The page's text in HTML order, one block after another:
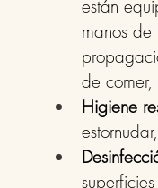
están
manos
de
Higiene